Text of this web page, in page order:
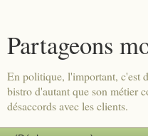
Partageons
En politique, l'important, c'est
bistro d'autant que son métier
désaccords avec les clients.